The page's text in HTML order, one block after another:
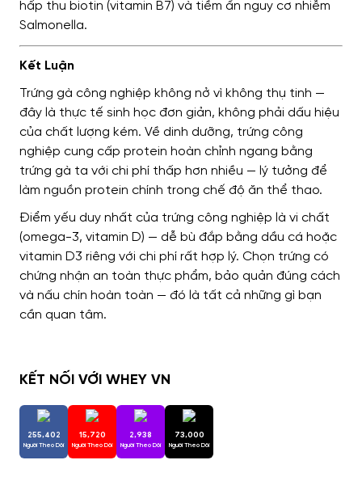
hấp thu biotin (vitamin B7) và tiềm ẩn nguy cơ nhiễm
Salmonella.
Kết Luận
Trứng gà công nghiệp không nở vì không thụ tinh —
đây là thực tế sinh học đơn giản, không phải dấu hiệu
của chất lượng kém. Về dinh dưỡng, trứng công
nghiệp cung cấp protein hoàn chỉnh ngang bằng
trứng gà ta với chi phí thấp hơn nhiều — lý tưởng để
làm nguồn protein chính trong chế độ ăn thể thao.
Điểm yếu duy nhất của trứng công nghiệp là vi chất
(omega-3, vitamin D) — dễ bù đắp bằng dầu cá hoặc
vitamin D3 riêng với chi phí rất hợp lý. Chọn trứng có
chứng nhận an toàn thực phẩm, bảo quản đúng cách
và nấu chín hoàn toàn — đó là tất cả những gì bạn
cần quan tâm.
KẾT NỐI VỚI WHEY VN
255,402
Người Theo Dõi
15,720
Người Theo Dõi
2,938
Người Theo Dõi
73,000
Người Theo Dõi